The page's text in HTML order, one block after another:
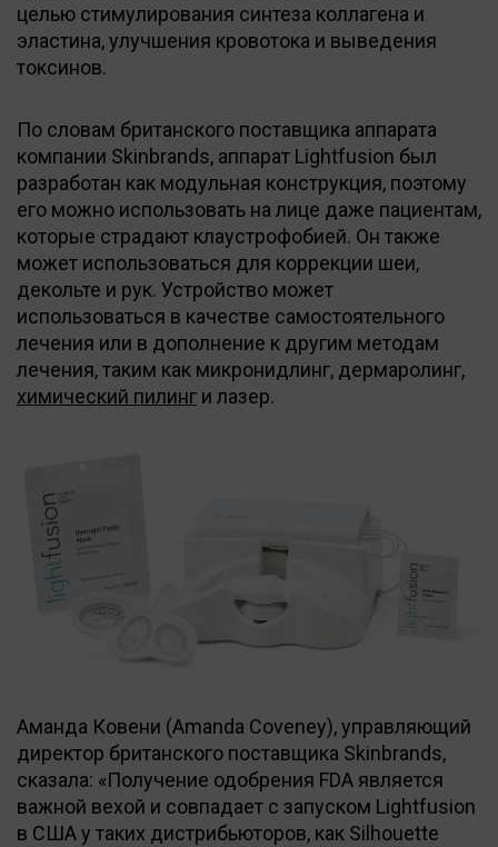
целью стимулирования синтеза коллагена и
эластина, улучшения кровотока и выведения
токсинов.
По словам британского поставщика аппарата
компании Skinbrands, аппарат Lightfusion был
разработан как модульная конструкция, поэтому
его можно использовать на лице даже пациентам,
которые страдают клаустрофобией. Он также
может использоваться для коррекции шеи,
декольте и рук. Устройство может
использоваться в качестве самостоятельного
лечения или в дополнение к другим методам
лечения, таким как микронидлинг, дермаролинг,
химический пилинг и лазер.
Аманда Ковени (Amanda Coveney), управляющий
директор британского поставщика Skinbrands,
сказала: «Получение одобрения FDA является
важной вехой и совпадает с запуском Lightfusion
в США у таких дистрибьюторов, как Silhouette